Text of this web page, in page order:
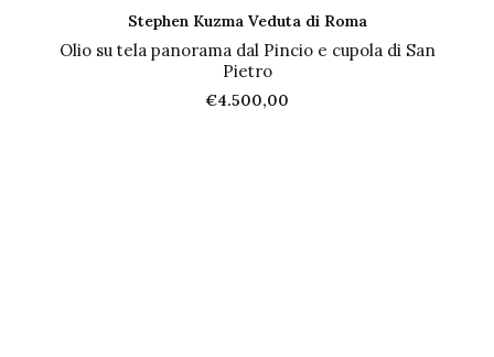
AGGIUNGI AL CARRELLO
Stephen Kuzma Veduta di Roma
Olio su tela panorama dal Pincio e cupola di San
Pietro
€4.500,00